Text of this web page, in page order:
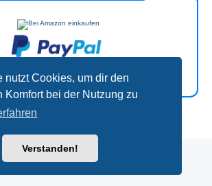
nutzt Cookies, um dir den
Komfort bei der Nutzung zu
Verstanden!